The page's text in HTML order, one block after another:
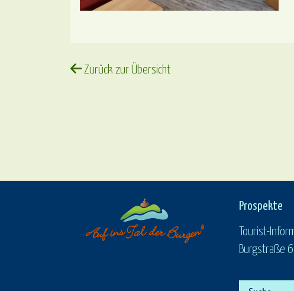
Zurück zur Übersicht
Prospekte
Tourist-
Burgstraße